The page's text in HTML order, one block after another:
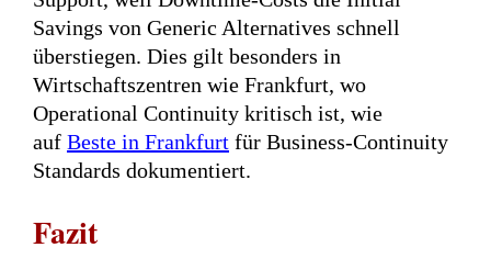
Savings von Generic Alternatives schnell
überstiegen. Dies gilt besonders in
Wirtschaftszentren wie Frankfurt, wo
Operational Continuity kritisch ist, wie
auf Beste in Frankfurt für Business-Continuity
Standards dokumentiert.
Fazit